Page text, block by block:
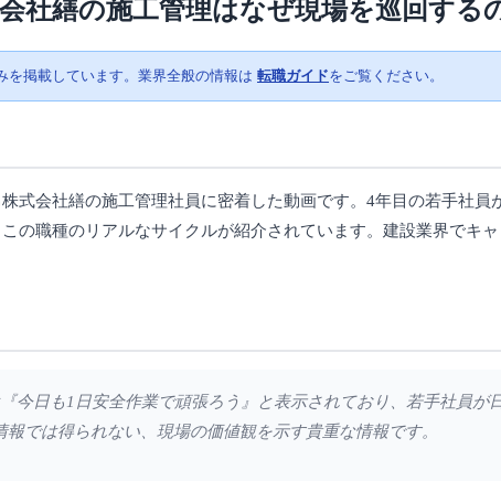
会社繕の施工管理はなぜ現場を巡回する
を掲載しています。業界全般の情報は 転職ガイドをご覧ください。
式会社繕の施工管理社員に密着した動画です。4年目の若手社
の職種のリアルなサイクルが紹介されています。建設業界でキ
『今日も1日安全作業で頑張ろう』と表示されており、若手社員
では得られない、現場の価値観を示す貴重な情報です。